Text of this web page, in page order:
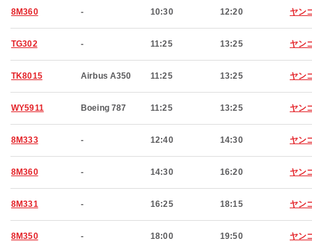
8M360 - 10:30 12:20 ヤン
TG302 - 11:25 13:25 ヤン
TK8015 Airbus A350 11:25 13:25 ヤン
WY5911 Boeing 787 11:25 13:25 ヤン
8M333 - 12:40 14:30 ヤン
8M360 - 14:30 16:20 ヤン
8M331 - 16:25 18:15 ヤン
8M350 - 18:00 19:50 ヤン